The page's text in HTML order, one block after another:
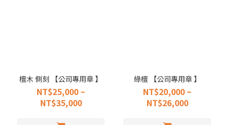
檀木 側刻 【公司專用章 】
NT$25,000 ~
NT$35,000
綠檀 【公司專用章 】
NT$20,000 ~
NT$26,000